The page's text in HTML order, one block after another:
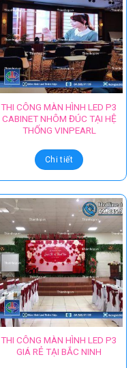
THI CÔNG MÀN HÌNH LED P3
CABINET NHÔM ĐÚC TẠI HỆ
THỐNG VINPEARL
Chi tiết
THI CÔNG MÀN HÌNH LED P3
GIÁ RẺ TẠI BẮC NINH